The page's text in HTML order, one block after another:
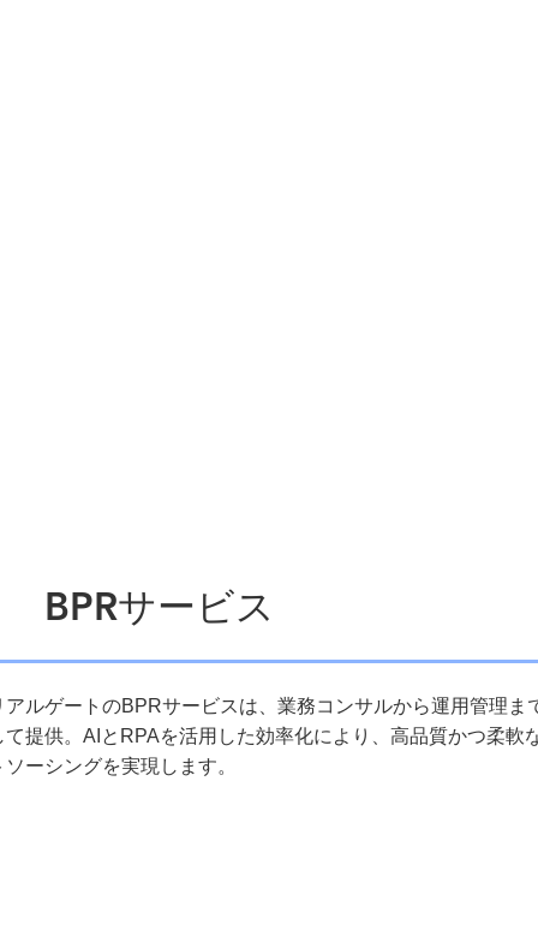
アルゲートのBPRサービスは、業務コンサルから運用管理ま
て提供。AIとRPAを活用した効率化により、高品質かつ柔軟
ソーシングを実現します。
BPRサービス